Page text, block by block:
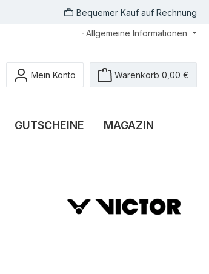
Bequemer Kauf auf Rechnung
Allgemeine Informationen
Mein Konto Warenkorb 0,00 €
GUTSCHEINE MAGAZIN